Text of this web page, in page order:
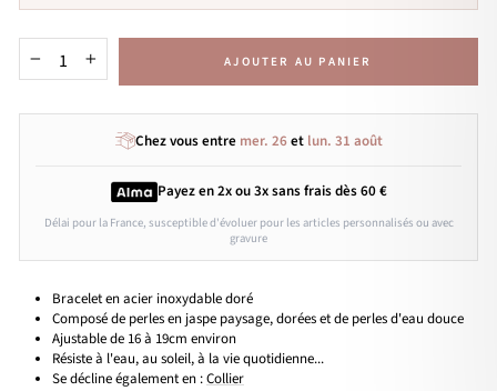
+ AJOUTER AU PANIER
Chez vous entre mer. 26et lun. 31 août
Payez en 2x ou 3xsans fraisdès 60 €
Délai pour la France, susceptible d'évoluer pour les articles personnalisés ou avec
gravure
Bracelet en acier inoxydable doré
Composé de perles en jaspe paysage, dorées et de perles d'eau douce
Ajustable de 16 à 19cm environ
Résiste à l'eau, au soleil, à la vie quotidienne...
Se décline également en :Collier